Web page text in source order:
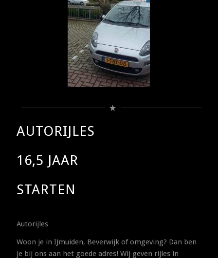
AUTORIJLES
16,5 JAAR
STARTEN
Autorijles
Woon je in IJmuiden, Beverwijk of omgeving? Dan ben
je bij ons aan het goede adres! Wij geven rijles in